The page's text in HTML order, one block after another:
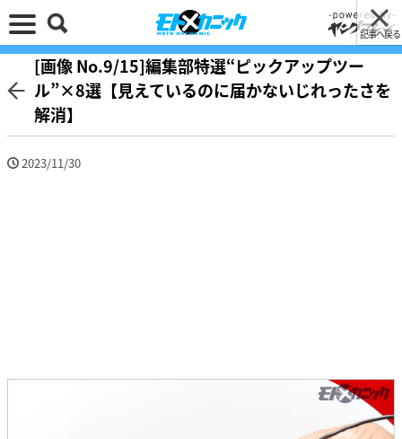
記事へ戻る
[画像 No.9/15]編集部特選“ピックアップツー
ル”×8選【見えているのに届かないじれったさを
解消】
2023/11/30